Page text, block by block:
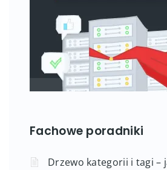
Fachowe poradniki
Drzewo kategorii i tagi –